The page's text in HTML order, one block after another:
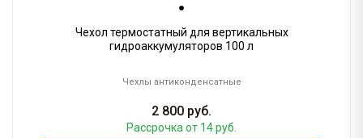
Чехол термостатный для вертикальных
гидроаккумуляторов 100 л
Чехлы антиконденсатные
2 800 руб.
Рассрочка от 14 руб.